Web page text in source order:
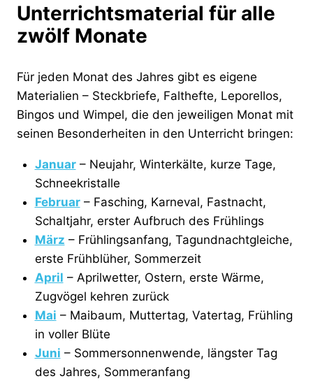
Unterrichtsmaterial für alle
zwölf Monate
Für jeden Monat des Jahres gibt es eigene
Materialien – Steckbriefe, Falthefte, Leporellos,
Bingos und Wimpel, die den jeweiligen Monat mit
seinen Besonderheiten in den Unterricht bringen:
Januar– Neujahr, Winterkälte, kurze Tage,
Schneekristalle
Februar– Fasching, Karneval, Fastnacht,
Schaltjahr, erster Aufbruch des Frühlings
März – Frühlingsanfang, Tagundnachtgleiche,
erste Frühblüher, Sommerzeit
April – Aprilwetter, Ostern, erste Wärme,
Zugvögel kehren zurück
Mai – Maibaum, Muttertag, Vatertag, Frühling
in voller Blüte
Juni – Sommersonnenwende, längster Tag
des Jahres, Sommeranfang